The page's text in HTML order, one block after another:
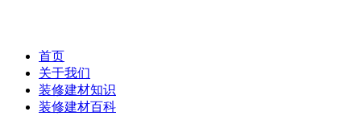
首页
关于我们
装修建材知识
装修建材百科